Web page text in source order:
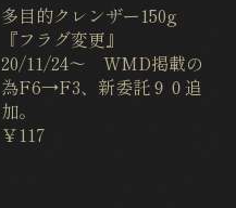
多目的クレンザー150g
『フラグ変更』
20/11/24〜 WMD掲載の
為F6→F3、新委託９０追
加。
￥117